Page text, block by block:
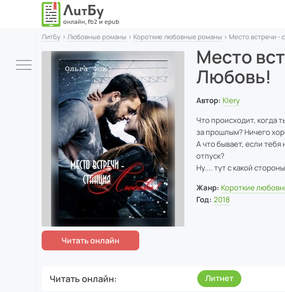
ЛитБу › Любовные романы › Короткие любовные романы › Место встречи -
Место
Любовь!
Автор: Klery
Что происходит, когда
за прошлым? Ничего
А что бывает, если
отпуск?
Ну.... тут с какой
Жанр: Короткие
Год: 2018
Читать онлайн Литнет